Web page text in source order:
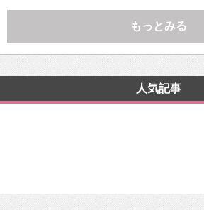
もっとみる
人気記事